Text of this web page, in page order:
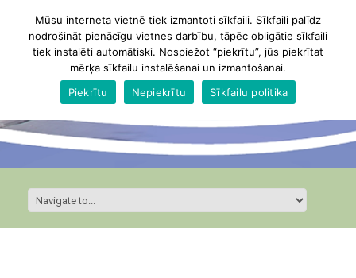
Mūsu interneta vietnē tiek izmantoti sīkfaili. Sīkfaili palīdz
nodrošināt pienācīgu vietnes darbību, tāpēc obligātie sīkfaili
tiek instalēti automātiski. Nospiežot “piekrītu”, jūs piekrītat
mērķa sīkfailu instalēšanai un izmantošanai.
Piekrītu
Nepiekrītu Sīkfailu politika